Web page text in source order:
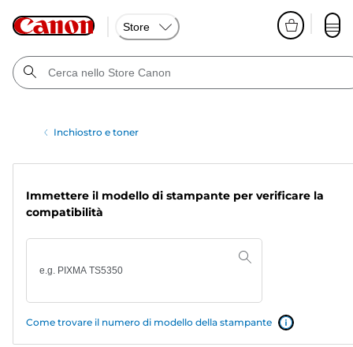
Store
Inchiostro e toner
Immettere il modello di stampante per verificare la
compatibilità
Come trovare il numero di modello della stampante